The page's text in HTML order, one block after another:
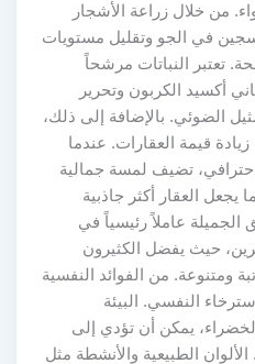
من خلال زراعة الأشجار
في الجو وتقليل مستويات
تعتبر النباتات مرشحاً
أكسيد الكربون وتحرير
الضوئي. بالإضافة إلى ذلك،
قيمة العقارات. عندما
تضيف لمسة جمالية
يجعل العقار أكثر جاذبية
الجميلة عاملاً رئيسياً في
حيث يفضل الكثيرون
ومتنوعة. من الفوائد النفسية
النفسي. البيئة
يمكن أن تؤدي إلى
الطبيعية والأنشطة مثل